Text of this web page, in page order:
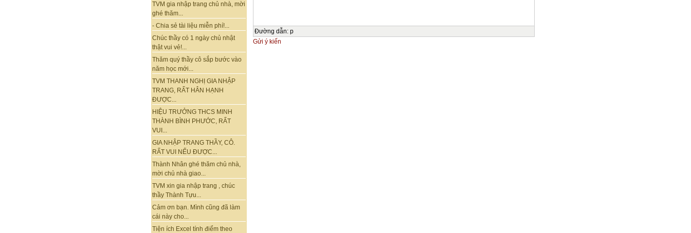
TVM gia nhập trang chủ nhà, mời
ghé thăm...
- Chia sẻ tài liệu miễn phí!...
Chúc thầy có 1 ngày chủ nhật
thật vui vẻ!...
Thăm quý thầy cô sắp bước vào
năm học mới...
TVM THANH NGHỊ GIA NHẬP
TRANG, RẤT HÂN HẠNH
ĐƯỢC...
HIỆU TRƯỞNG THCS MINH
THÀNH BÌNH PHƯỚC, RẤT
VUI...
GIA NHẬP TRANG THẦY, CÔ.
RẤT VUI NẾU ĐƯỢC...
Thành Nhân ghé thăm chủ nhà,
mời chủ nhà giao...
TVM xin gia nhập trang , chúc
thầy Thành Tựu...
Cảm ơn bạn. Mình cũng đã làm
cái này cho...
Tiện ích Excel tính điểm theo
Đường dẫn: p
Gửi ý kiến